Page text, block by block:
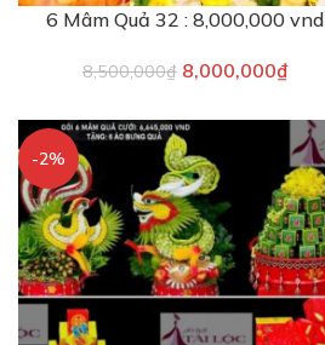
6 Mâm Quả 32 : 8,000,000 vnd
8,500,000₫ 8,000,000₫
-2%